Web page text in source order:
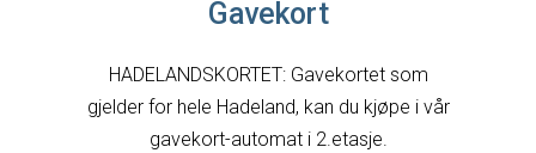
Gavekort
HADELANDSKORTET: Gavekortet som
gjelder for hele Hadeland, kan du kjøpe i vår
gavekort-automat i 2.etasje.